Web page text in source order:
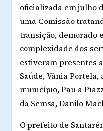
oficializada em julho
uma Comissão
transição, demorado
complexidade dos
estiveram presentes
Saúde, Vânia
município, Paula
da Semsa, Danilo
O prefeito de